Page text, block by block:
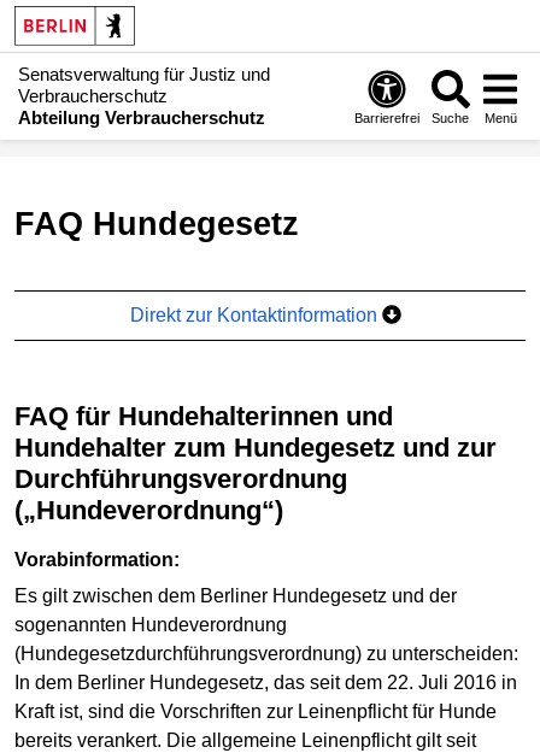
Senatsverwaltung für Justiz und
Verbraucherschutz
Abteilung Verbraucherschutz
Barrierefrei Suche Menü
FAQ Hundegesetz
Direkt zur Kontaktinformation
FAQ für Hundehalterinnen und
Hundehalter zum Hundegesetz und zur
Durchführungsverordnung
(„Hundeverordnung“)
Vorabinformation:
Es gilt zwischen dem Berliner Hundegesetz und der
sogenannten Hundeverordnung
(Hundegesetzdurchführungsverordnung) zu unterscheiden:
In dem Berliner Hundegesetz, das seit dem 22. Juli 2016 in
Kraft ist, sind die Vorschriften zur Leinenpflicht für Hunde
bereits verankert. Die allgemeine Leinenpflicht gilt seit